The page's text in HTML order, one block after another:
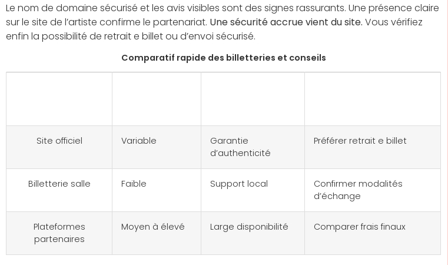
Le nom de domaine sécurisé et les avis visibles sont des signes rassurants. Une présence claire
sur le site de l’artiste confirme le partenariat. Une sécurité accrue vient du site. Vous vérifiez
enfin la possibilité de retrait e billet ou d’envoi sécurisé.
Comparatif rapide des billetteries et conseils
Site officiel Variable
Garantie
d’authenticité
Préférer retrait e billet
Billetterie salle Faible Support local
Confirmer modalités
d’échange
Plateformes
partenaires
Moyen à élevé Large disponibilité Comparer frais finaux